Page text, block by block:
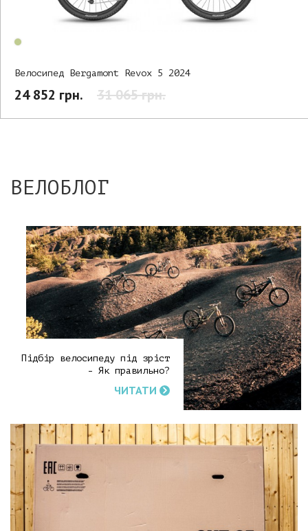
Велосипед Bergamont Revox 5 2024
24 852 грн. 31 065 грн.
ВЕЛОБЛОГ
Підбір велосипеду під зріст
- Як правильно?
ЧИТАТИ